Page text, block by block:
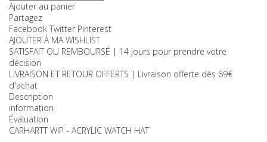
Ajouter au panier
Partagez
Facebook Twitter Pinterest
AJOUTER À MA WISHLIST
SATISFAIT OU REMBOURSÉ | 14 jours pour prendre votre
décision
LIVRAISON ET RETOUR OFFERTS | Livraison offerte dès 69€
d'achat
Description
information
Évaluation
CARHARTT WIP - ACRYLIC WATCH HAT